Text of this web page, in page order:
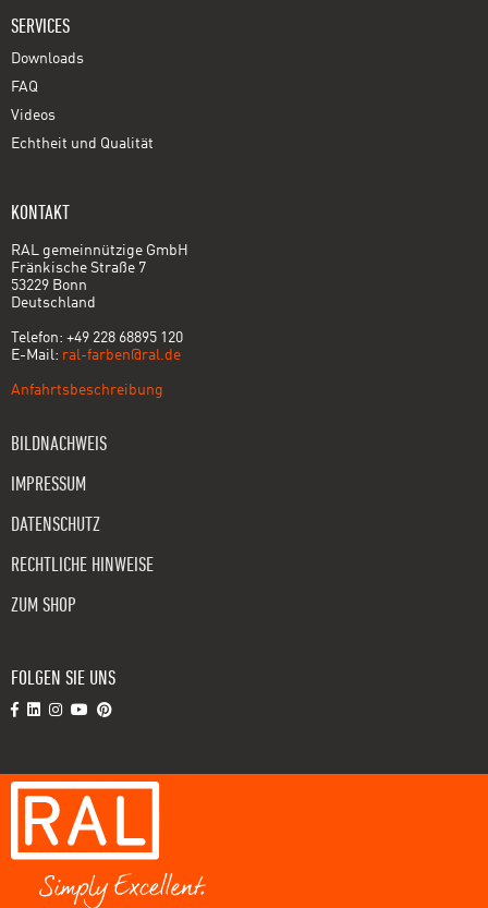
SERVICES
Downloads
FAQ
Videos
Echtheit und Qualität
KONTAKT
RAL gemeinnützige GmbH
Fränkische Straße 7
53229 Bonn
Deutschland
Telefon: +49 228 68895 120
E-Mail: ral-farben@ral.de
Anfahrtsbeschreibung
BILDNACHWEIS
IMPRESSUM
DATENSCHUTZ
RECHTLICHE HINWEISE
ZUM SHOP
FOLGEN SIE UNS